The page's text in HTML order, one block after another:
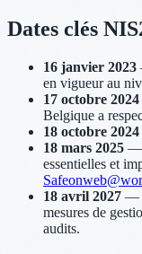
Dates clés
16 janvier 2023
en vigueur au
17 octobre 2024
Belgique a
18 octobre 2024
18 mars 2025 —
essentielles et
18 avril 2027 —
mesures de
audits.